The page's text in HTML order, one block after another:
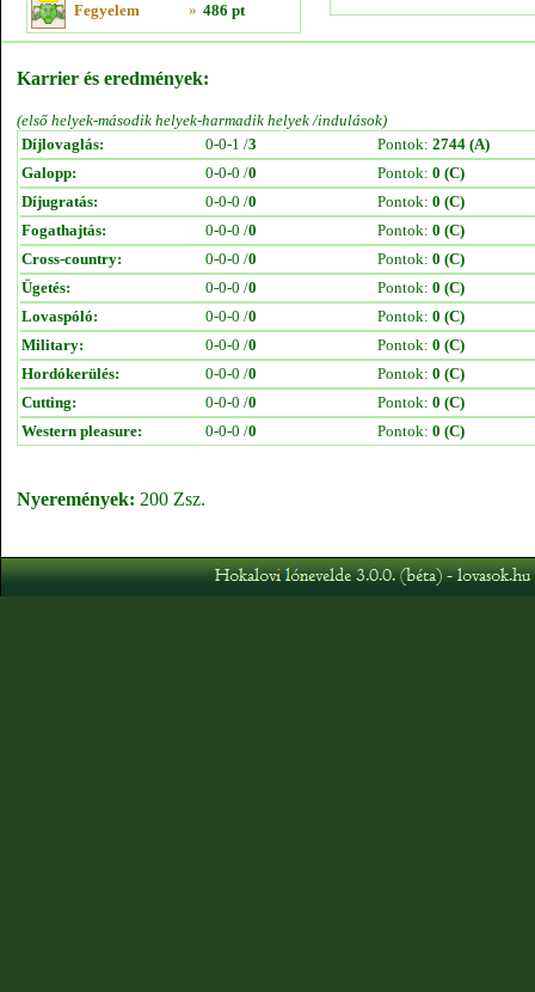
Fegyelem » 486 pt
Karrier és eredmények:
(első helyek-második helyek-harmadik helyek /indulások)
Díjlovaglás:
0-0-1 /3 Pontok: 2744 (A)
Galopp:
0-0-0 /0 Pontok: 0 (C)
Díjugratás:
0-0-0 /0 Pontok: 0 (C)
Fogathajtás:
0-0-0 /0 Pontok: 0 (C)
Cross-country:
0-0-0 /0 Pontok: 0 (C)
Ügetés:
0-0-0 /0 Pontok: 0 (C)
Lovaspóló:
0-0-0 /0 Pontok: 0 (C)
Military:
0-0-0 /0 Pontok: 0 (C)
Hordókerülés:
0-0-0 /0 Pontok: 0 (C)
Cutting:
0-0-0 /0 Pontok: 0 (C)
Western pleasure:
0-0-0 /0 Pontok: 0 (C)
Nyeremények: 200 Zsz.